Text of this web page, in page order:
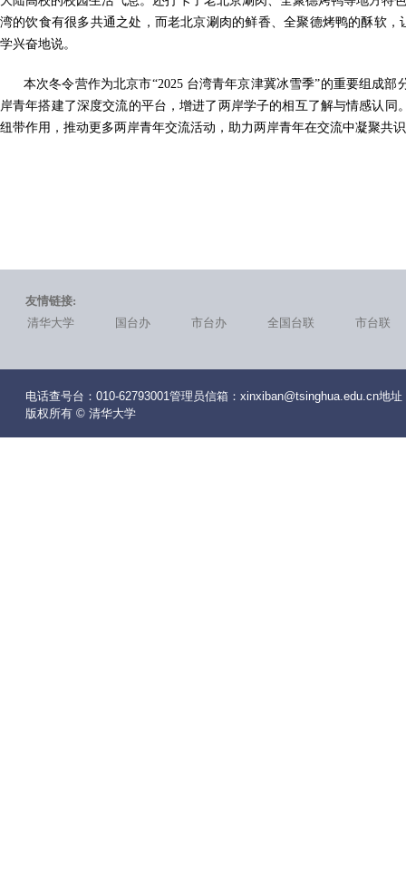
湾的饮食有很多共通之处，而老北京涮肉的鲜香、全聚德烤鸭的酥软
学兴奋地说。
本次冬令营作为北京市“2025 台湾青年京津冀冰雪季”的重要组成部
岸青年搭建了深度交流的平台，增进了两岸学子的相互了解与情感认
纽带作用，推动更多两岸青年交流活动，助力两岸青年在交流中凝聚共
友情链接:
清华大学
国台办 市台办 全国台联 市台联
电话查号台：010-62793001管理员信箱：xinxiban@tsinghua.edu.cn地
版权所有 © 清华大学